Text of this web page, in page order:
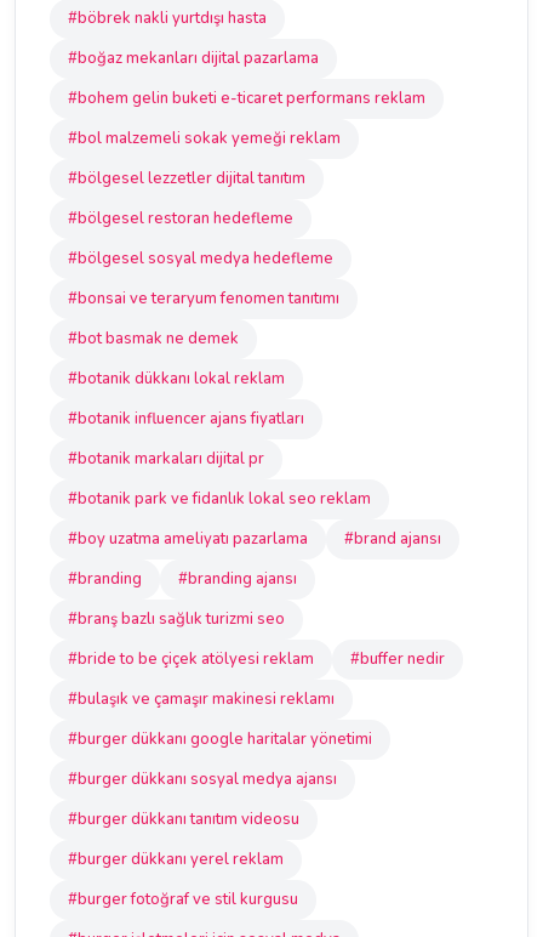
#böbrek nakli yurtdışı hasta
#boğaz mekanları dijital pazarlama
#bohem gelin buketi e-ticaret performans reklam
#bol malzemeli sokak yemeği reklam
#bölgesel lezzetler dijital tanıtım
#bölgesel restoran hedefleme
#bölgesel sosyal medya hedefleme
#bonsai ve teraryum fenomen tanıtımı
#bot basmak ne demek
#botanik dükkanı lokal reklam
#botanik influencer ajans fiyatları
#botanik markaları dijital pr
#botanik park ve fidanlık lokal seo reklam
#boy uzatma ameliyatı pazarlama
#brand ajansı
#branding
#branding ajansı
#branş bazlı sağlık turizmi seo
#bride to be çiçek atölyesi reklam
#buffer nedir
#bulaşık ve çamaşır makinesi reklamı
#burger dükkanı google haritalar yönetimi
#burger dükkanı sosyal medya ajansı
#burger dükkanı tanıtım videosu
#burger dükkanı yerel reklam
#burger fotoğraf ve stil kurgusu